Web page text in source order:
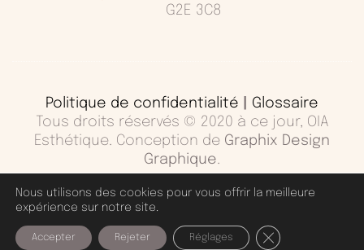
G2E 3C8
Politique de confidentialité
Glossaire
Tous droits réservés © 2020 à ce jour, OIA
Esthétique. Conception de Graphix Design
Graphique.
Nous utilisons des cookies pour vous offrir la meilleure
expérience sur notre site.
Accepter Rejeter Réglages Fermer la